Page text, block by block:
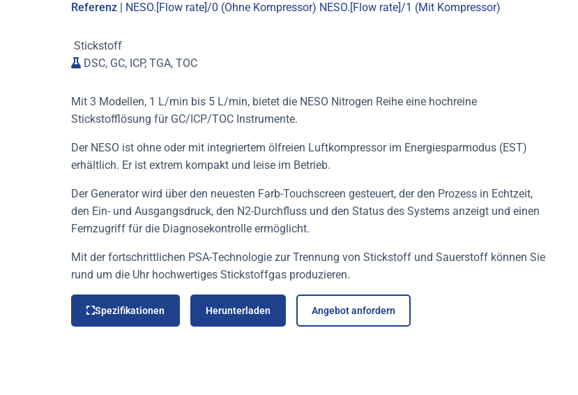
Referenz | NESO.[Flow rate]/0 (Ohne Kompressor) NESO.[Flow rate]/1 (Mit Kompressor)
Stickstoff
DSC, GC, ICP, TGA, TOC
Mit 3 Modellen, 1 L/min bis 5 L/min, bietet die NESO Nitrogen Reihe eine hochreine
Stickstofflösung für GC/ICP/TOC Instrumente.
Der NESO ist ohne oder mit integriertem ölfreien Luftkompressor im Energiesparmodus (EST)
erhältlich. Er ist extrem kompakt und leise im Betrieb.
Der Generator wird über den neuesten Farb-Touchscreen gesteuert, der den Prozess in Echtzeit,
den Ein- und Ausgangsdruck, den N2-Durchfluss und den Status des Systems anzeigt und einen
Fernzugriff für die Diagnosekontrolle ermöglicht.
Mit derfortschrittlichen PSA-Technologie zur Trennung von Stickstoff und Sauerstoff können Sie
rund um die Uhr hochwertiges Stickstoffgas produzieren.
Spezifikationen Herunterladen Angebot anfordern